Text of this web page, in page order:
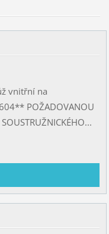
vnitřní na
POŽADOVANOU